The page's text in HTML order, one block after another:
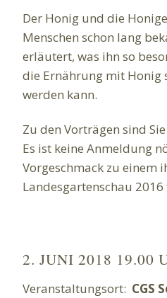
Der Honig und die
Menschen schon lang
erläutert, was ihn so
die Ernährung mit Honig
werden kann.
Zu den Vorträgen sind
Es ist keine Anmeldung
Vorgeschmack zu einem
Landesgartenschau 2016
2. JUNI 2018 19.00
Veranstaltungsort: CGS